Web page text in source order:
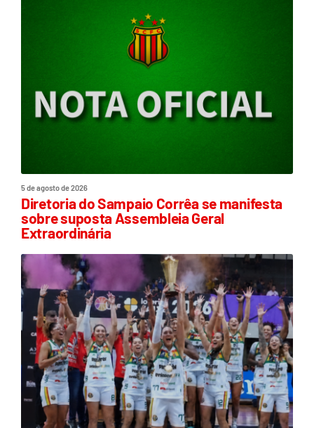
5 de agosto de 2026
Diretoria do Sampaio Corrêa se manifesta
sobre suposta Assembleia Geral
Extraordinária